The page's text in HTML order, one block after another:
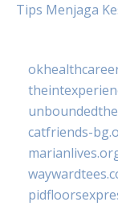
Tips Menjaga
catfriends-